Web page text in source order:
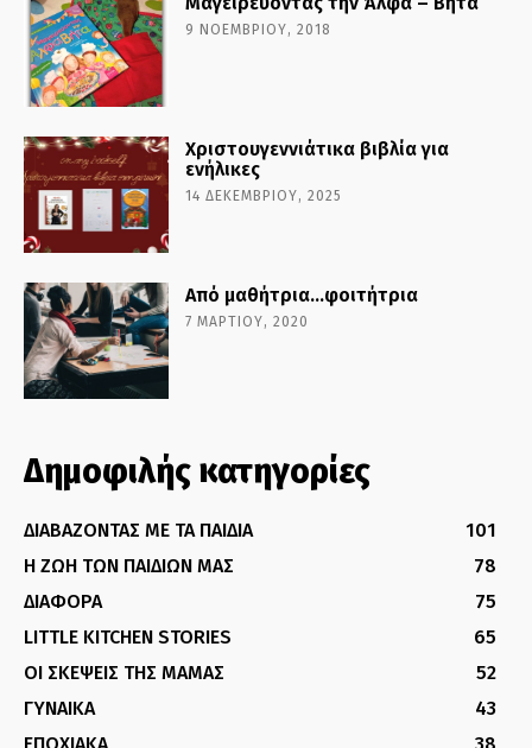
9 ΝΟΕΜΒΡΊΟΥ, 2018
Χριστουγεννιάτικα βιβλία για
ενήλικες
14 ΔΕΚΕΜΒΡΊΟΥ, 2025
Από μαθήτρια…φοιτήτρια
7 ΜΑΡΤΊΟΥ, 2020
Δημοφιλής κατηγορίες
ΔΙΑΒΑΖΟΝΤΑΣ ΜΕ ΤΑ ΠΑΙΔΙΑ
101
Η ΖΩΗ ΤΩΝ ΠΑΙΔΙΩΝ ΜΑΣ
78
ΔΙΑΦΟΡΑ
75
LITTLE KITCHEN STORIES
65
ΟΙ ΣΚΕΨΕΙΣ ΤΗΣ ΜΑΜΑΣ
52
ΓΥΝΑΙΚΑ
43